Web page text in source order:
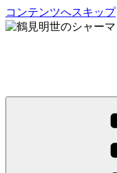
コンテンツへスキップ